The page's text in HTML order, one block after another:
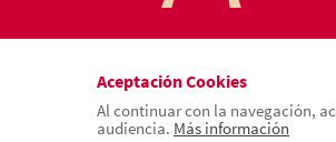
Aceptación Cookies
Al continuar con la navegación,
audiencia. Más información